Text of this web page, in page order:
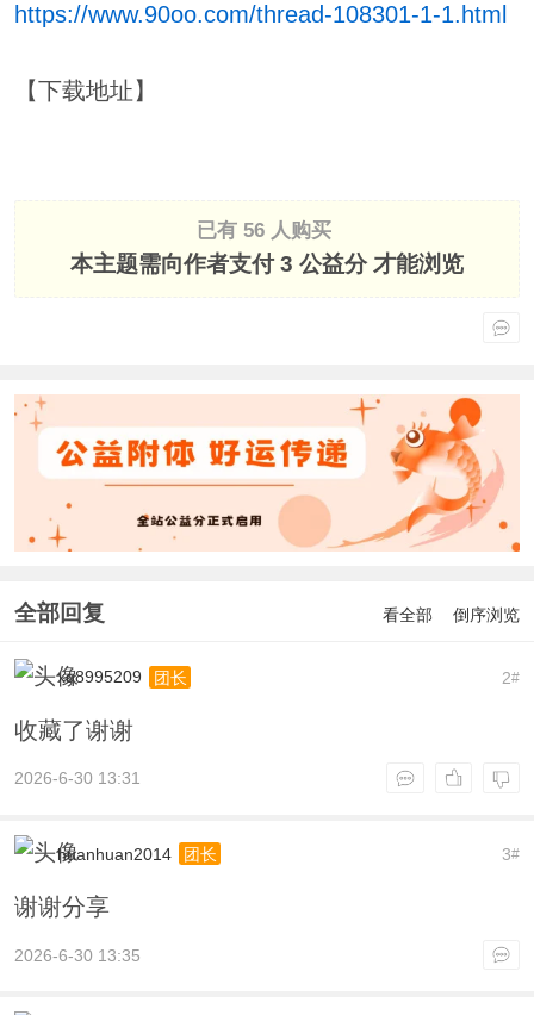
https://www.90oo.com/thread-108301-1-1.html
【下载地址】
已有 56 人购买
本主题需向作者支付3 公益分才能浏览
全部回复 看全部 倒序浏览
2#
xq8995209 团长
收藏了谢谢
2026-6-30 13:31
3#
huanhuan2014 团长
谢谢分享
2026-6-30 13:35